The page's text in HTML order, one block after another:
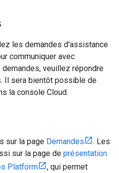
les demandes d'assistance
communiquer avec
veuillez répondre
Il sera bientôt possible de
la console Cloud.
sur la page Demandes
. Les
sur la page de présentation
Platform
, qui permet